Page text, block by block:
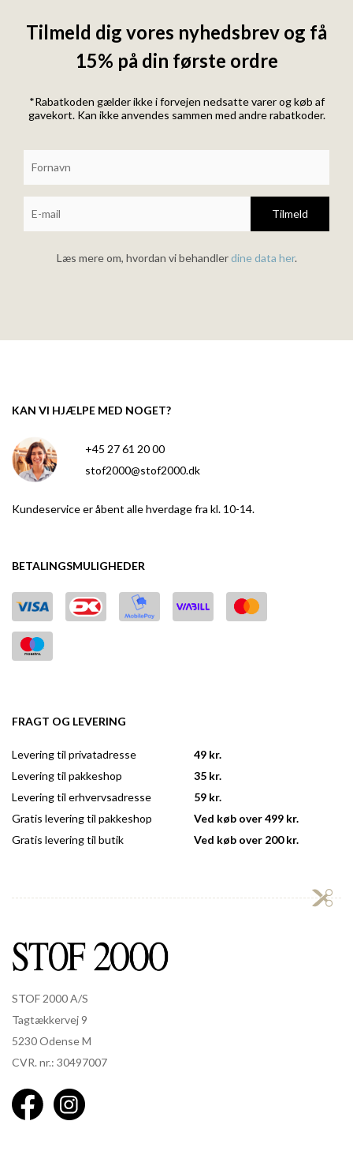
Tilmeld dig vores nyhedsbrev og få
15% på din første ordre
*Rabatkoden gælder ikke i forvejen nedsatte varer og køb af
gavekort. Kan ikke anvendes sammen med andre rabatkoder.
Tilmeld
Læs mere om, hvordan vi behandlerdine data her.
KAN VI HJÆLPE MED NOGET?
+45 27 61 20 00
stof2000@stof2000.dk
Kundeservice er åbent alle hverdage fra kl. 10-14.
BETALINGSMULIGHEDER
FRAGT OG LEVERING
Levering til privatadresse
Levering til pakkeshop
Levering til erhvervsadresse
Gratis levering til pakkeshop
Gratis levering til butik
49 kr.
35 kr.
59 kr.
Ved køb over 499 kr.
Ved køb over 200 kr.
STOF 2000 A/S
Tagtækkervej 9
5230 Odense M
CVR. nr.: 30497007